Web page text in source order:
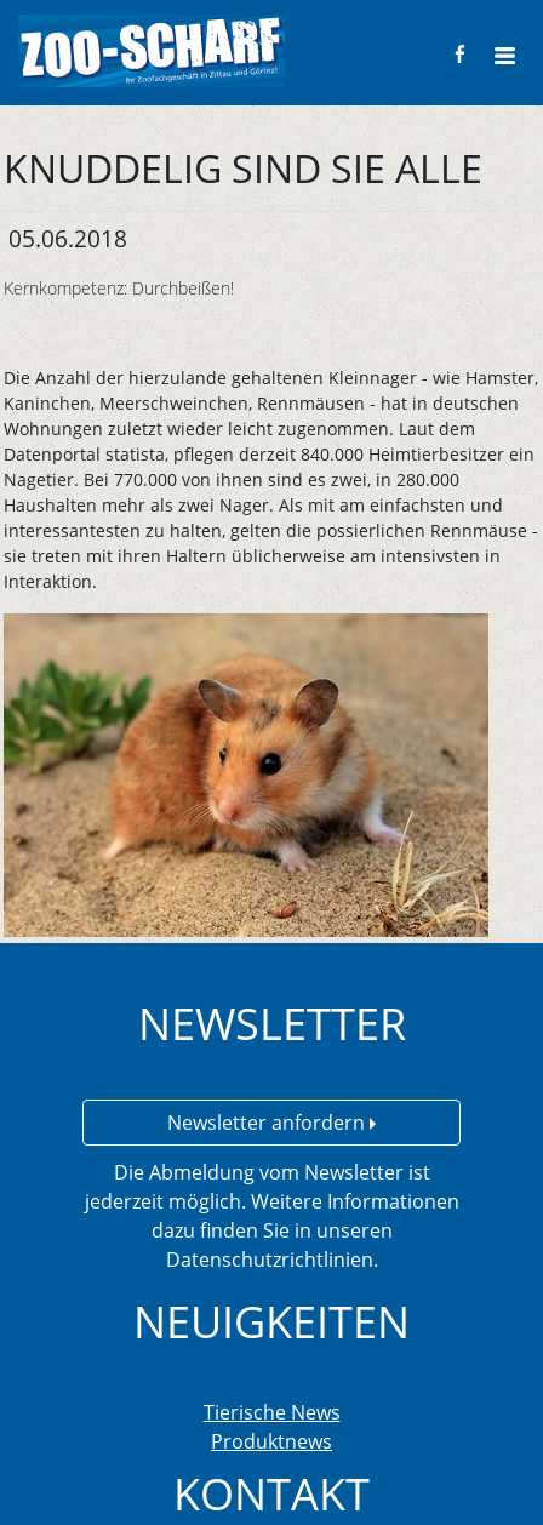
KNUDDELIG SIND SIE ALLE
05.06.2018
Kernkompetenz: Durchbeißen!
Die Anzahl der hierzulande gehaltenen Kleinnager - wie Hamster,
Kaninchen, Meerschweinchen, Rennmäusen - hat in deutschen
Wohnungen zuletzt wieder leicht zugenommen. Laut dem
Datenportal statista, pflegen derzeit 840.000 Heimtierbesitzer ein
Nagetier. Bei 770.000 von ihnen sind es zwei, in 280.000
Haushalten mehr als zwei Nager. Als mit am einfachsten und
interessantesten zu halten, gelten die possierlichen Rennmäuse -
sie treten mit ihren Haltern üblicherweise am intensivsten in
Interaktion.
NEWSLETTER
Newsletter anfordern
Die Abmeldung vom Newsletter ist
jederzeit möglich. Weitere Informationen
dazu finden Sie in unseren
Datenschutzrichtlinien.
NEUIGKEITEN
Tierische News
Produktnews
KONTAKT